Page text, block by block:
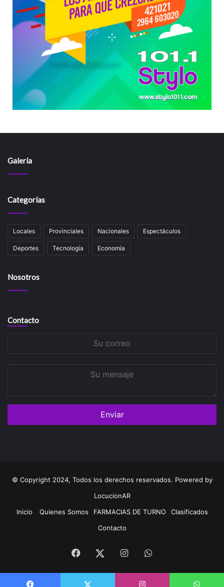
Galería
Categorías
Locales Provinciales Nacionales Espectáculos
Deportes Tecnología Economía
Nosotros
Contacto
© Copyright 2024, Todos los derechos reservados. Powered by
LocucionAR
Inicio
Quienes Somos FARMACIAS DE TURNO
Clasificados
Contacto
Facebook
TwitterInstagramWhatsapp